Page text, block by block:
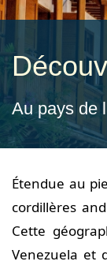
Au pays de
Étendue au
cordillères
Cette
Venezuela et